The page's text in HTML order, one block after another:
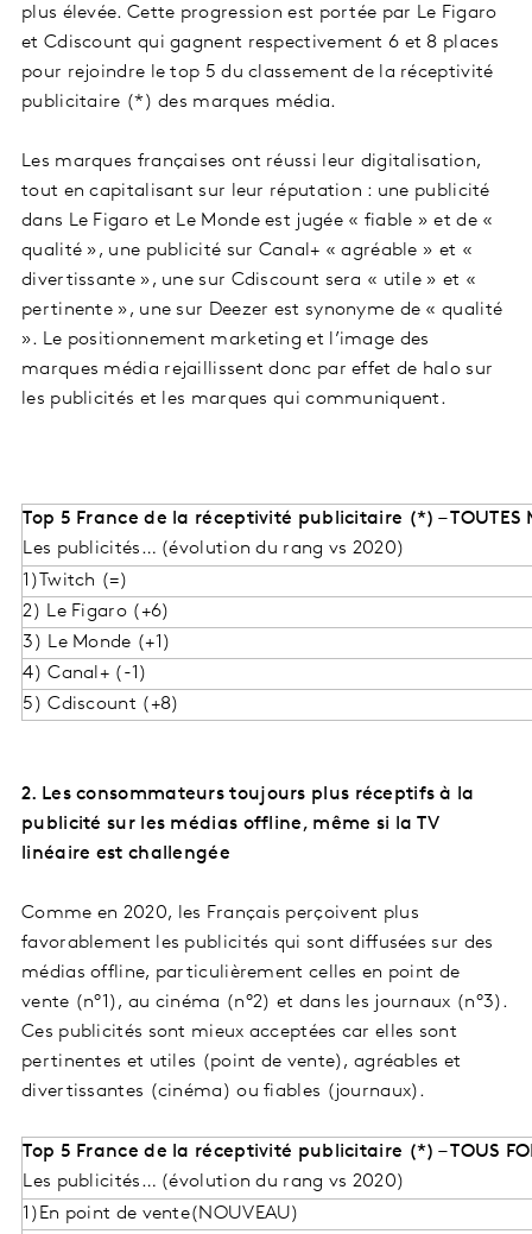
plus élevée. Cette progression est portée par Le Figaro
et Cdiscount qui gagnent respectivement 6 et 8 places
pour rejoindre le top 5 du classement de la réceptivité
publicitaire (*) des marques média.
Les marques françaises ont réussi leur digitalisation,
tout en capitalisant sur leur réputation : une publicité
dans Le Figaro et Le Monde est jugée « fiable » et de «
qualité », une publicité sur Canal+ « agréable » et «
divertissante », une sur Cdiscount sera « utile » et «
pertinente », une sur Deezer est synonyme de « qualité
». Le positionnement marketing et l’image des
marques média rejaillissent donc par effet de halo sur
les publicités et les marques qui communiquent.
Top 5 France de la réceptivité publicitaire (*) – TOUTES
Les publicités… (évolution du rang vs 2020)
1)Twitch (=)
2) Le Figaro (+6)
3) Le Monde (+1)
4) Canal+ (-1)
5) Cdiscount (+8)
2. Les consommateurs toujours plus réceptifs à la
publicité sur les médias offline, même si la TV
linéaire est challengée
Comme en 2020, les Français perçoivent plus
favorablement les publicités qui sont diffusées sur des
médias offline, particulièrement celles en point de
vente (n°1), au cinéma (n°2) et dans les journaux (n°3).
Ces publicités sont mieux acceptées car elles sont
pertinentes et utiles (point de vente), agréables et
divertissantes (cinéma) ou fiables (journaux).
Top 5 France de la réceptivité publicitaire (*) – TOUS
Les publicités… (évolution du rang vs 2020)
1)En point de vente(NOUVEAU)